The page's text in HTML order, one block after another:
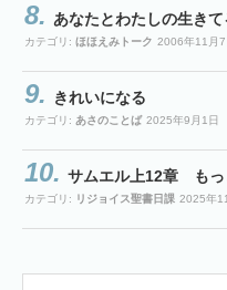
あなたとわたしの生き
カテゴリ: ほほえみトーク 2006年11月7
きれいになる
カテゴリ: あさのことば 2025年9月1日
サムエル上12章 もっ
カテゴリ: リジョイス聖書日課 2025年